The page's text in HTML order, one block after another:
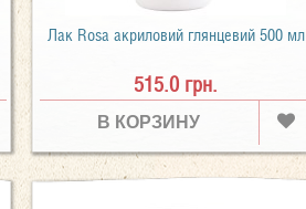
Лак Rosa акриловий глянцевий 500 мл
515.0 грн.
В КОРЗИНУ